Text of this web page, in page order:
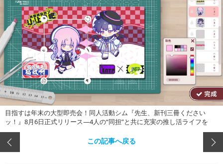
目指すは年末の大型即売会！同人活動シム『先生、新刊三冊ください
ッ！』8月6日正式リリース―4人の“同担”と共に充実の推し活ライフを
この記事へ戻る